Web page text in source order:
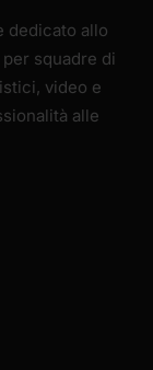
dedicato allo
squadre di
video e
alle